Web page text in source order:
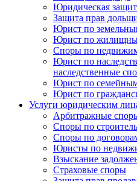
Юридическая
Защита прав
Юрист по
Юрист по
Споры по
Юрист по
наследственные
Юрист по
Юрист по
Услуги юридическим
Арбитражные
Споры по
Споры по
Юристы по
Взыскание
Страховые споры